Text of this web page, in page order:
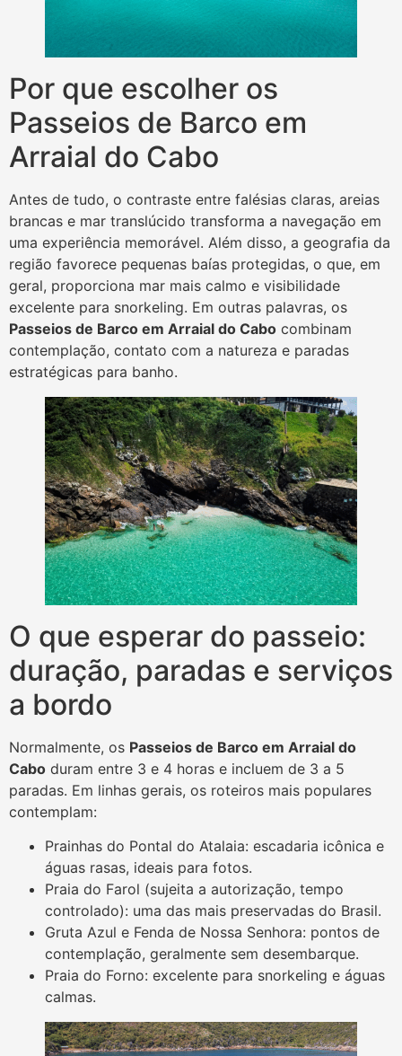
Por que escolher os
Passeios de Barco em
Arraial do Cabo
Antes de tudo, o contraste entre falésias claras, areias
brancas e mar translúcido transforma a navegação em
uma experiência memorável. Além disso, a geografia da
região favorece pequenas baías protegidas, o que, em
geral, proporciona mar mais calmo e visibilidade
excelente para snorkeling. Em outras palavras, os
Passeios de Barco em Arraial do Cabo combinam
contemplação, contato com a natureza e paradas
estratégicas para banho.
O que esperar do passeio:
duração, paradas e serviços
a bordo
Normalmente, os Passeios de Barco em Arraial do
Cabo duram entre 3 e 4 horas e incluem de 3 a 5
paradas. Em linhas gerais, os roteiros mais populares
contemplam:
Prainhas do Pontal do Atalaia: escadaria icônica e
águas rasas, ideais para fotos.
Praia do Farol (sujeita a autorização, tempo
controlado): uma das mais preservadas do Brasil.
Gruta Azul e Fenda de Nossa Senhora: pontos de
contemplação, geralmente sem desembarque.
Praia do Forno: excelente para snorkeling e águas
calmas.